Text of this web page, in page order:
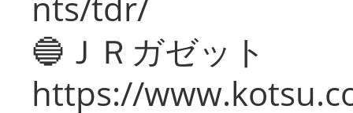
🔵ＪＲガゼット
https://